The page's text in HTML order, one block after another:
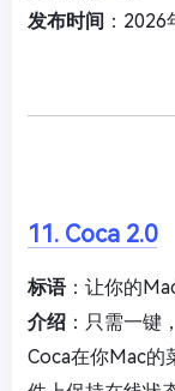
发布时间 ：
11. Coca 2.0
标语：让你的
介绍 ：只需一键
Coca在你Mac的